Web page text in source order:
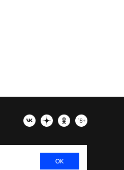
ОК